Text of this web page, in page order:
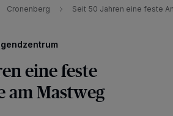
Cronenberg Seit 50 Jahren eine feste
eine feste
am Mastweg